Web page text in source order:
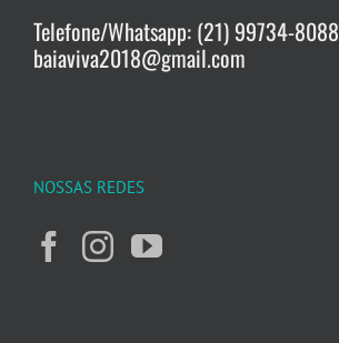
Telefone/Whatsapp: (21) 99734-8088
baiaviva2018@gmail.com
NOSSAS REDES